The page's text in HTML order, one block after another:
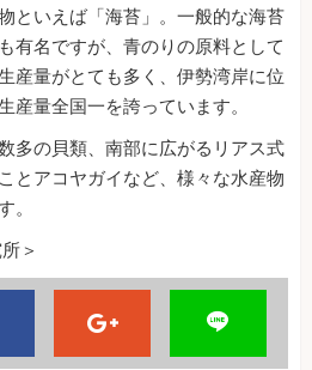
といえば「海苔」。一般的な海苔
有名ですが、青のりの原料として
産量がとても多く、伊勢湾岸に位
産量全国一を誇っています。
多の貝類、南部に広がるリアス式
とアコヤガイなど、様々な水産物
。
＞